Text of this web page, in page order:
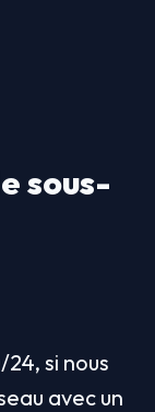
sous-
24, si nous
avec un